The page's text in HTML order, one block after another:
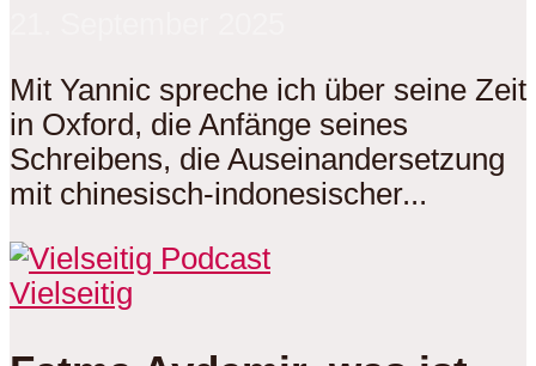
Mit Yannic spreche ich über seine Zeit
in Oxford, die Anfänge seines
Schreibens, die Auseinandersetzung
mit chinesisch-indonesischer...
Vielseitig